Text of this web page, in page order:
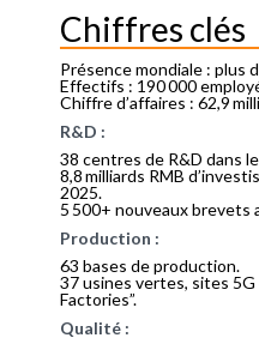
Chiffres clés
Présence mondiale : plus
Effectifs : 190 000
Chiffre d’affaires : 62,9
R&D :
38 centres de R&D dans
8,8 milliards RMB
2025.
5 500+ nouveaux brevets
Production :
63 bases de production.
37 usines vertes, sites
Factories”.
Qualité :